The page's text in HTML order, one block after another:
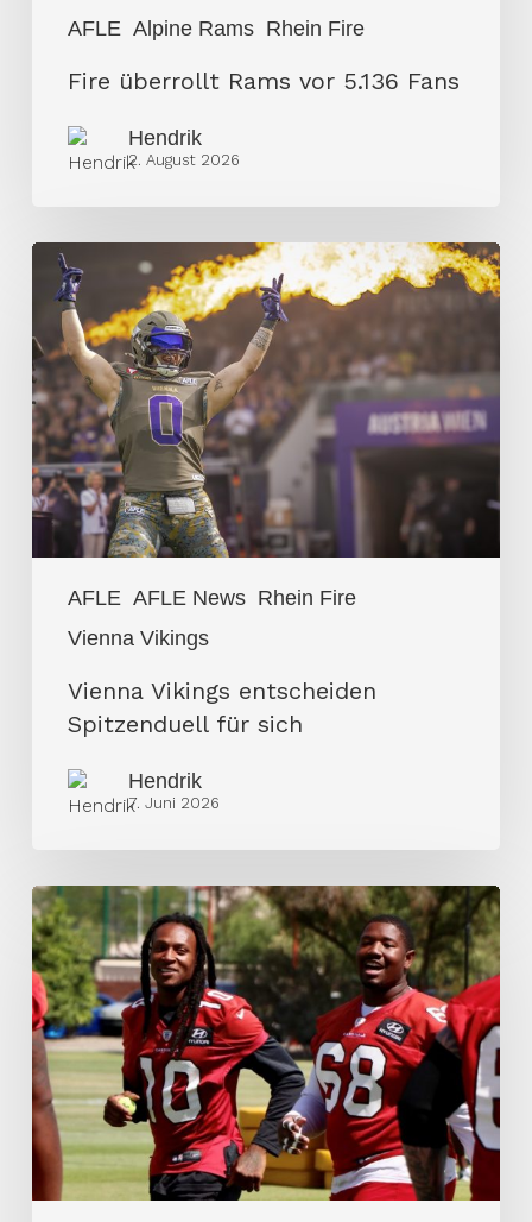
AFLE Alpine Rams Rhein Fire
Fire überrollt Rams vor 5.136 Fans
Hendrik
2. August 2026
AFLE AFLE News Rhein Fire
Vienna Vikings
Vienna
Vikings
entscheiden
Spitzenduell
für
sich
Vienna Vikings entscheiden
Spitzenduell für sich
Hendrik
7. Juni 2026
NFL-
Cornerback
verstärkt
Fire
Defense